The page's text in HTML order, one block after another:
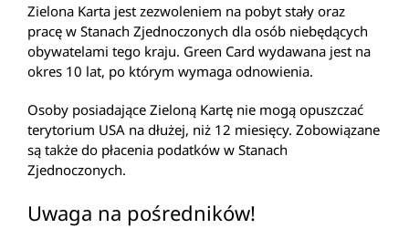
Zielona Karta jest zezwoleniem na pobyt stały oraz
pracę w Stanach Zjednoczonych dla osób niebędących
obywatelami tego kraju. Green Card wydawana jest na
okres 10 lat, po którym wymaga odnowienia.
Osoby posiadające Zieloną Kartę nie mogą opuszczać
terytorium USA na dłużej, niż 12 miesięcy. Zobowiązane
są także do płacenia podatków w Stanach
Zjednoczonych.
Uwaga na pośredników!